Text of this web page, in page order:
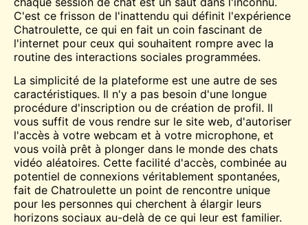
C'est ce frisson de l'inattendu qui définit l'expérience
Chatroulette, ce qui en fait un coin fascinant de
l'internet pour ceux qui souhaitent rompre avec la
routine des interactions sociales programmées.
La simplicité de la plateforme est une autre de ses
caractéristiques. Il n'y a pas besoin d'une longue
procédure d'inscription ou de création de profil. Il
vous suffit de vous rendre sur le site web, d'autoriser
l'accès à votre webcam et à votre microphone, et
vous voilà prêt à plonger dans le monde des chats
vidéo aléatoires. Cette facilité d'accès, combinée au
potentiel de connexions véritablement spontanées,
fait de Chatroulette un point de rencontre unique
pour les personnes qui cherchent à élargir leurs
horizons sociaux au-delà de ce qui leur est familier.